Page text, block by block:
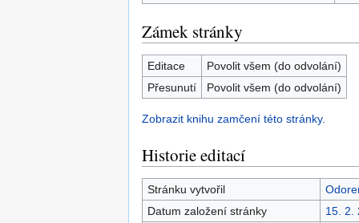
Zámek stránky
Editace
Povolit všem (do odvolání)
Přesunutí
Povolit všem (do odvolání)
Zobrazit knihu zamčení této stránky.
Historie editací
Stránku vytvořil
Datum založení stránky
15. 2.